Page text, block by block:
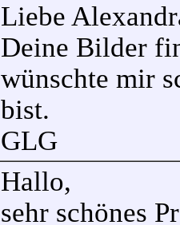
Liebe
Deine Bilder
wünschte mir
bist.
GLG
Hallo,
sehr schönes